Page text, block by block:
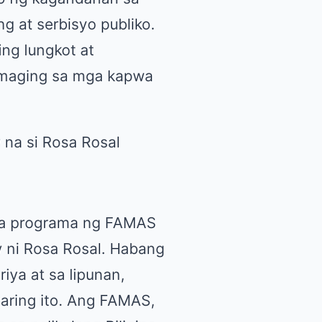
at serbisyo publiko.
lungkot at
sa mga kapwa
programa ng FAMAS
Rosa Rosal. Habang
at sa lipunan,
ito. Ang FAMAS,